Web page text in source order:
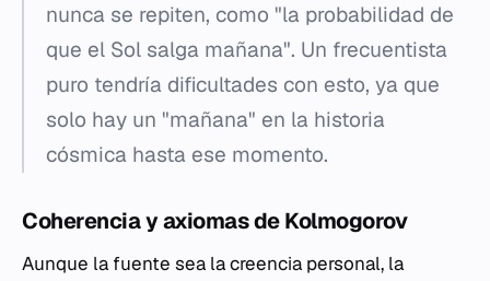
nunca se repiten, como "la probabilidad de
que el Sol salga mañana". Un frecuentista
puro tendría dificultades con esto, ya que
solo hay un "mañana" en la historia
cósmica hasta ese momento.
Coherencia y axiomas de Kolmogorov
Aunque la fuente sea la creencia personal, la